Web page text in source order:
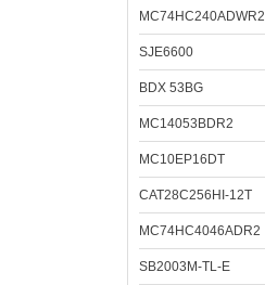
MC74HC240ADWR2
SJE6600
BDX 53BG
MC14053BDR2
MC10EP16DT
CAT28C256HI-12T
MC74HC4046ADR2
SB2003M-TL-E